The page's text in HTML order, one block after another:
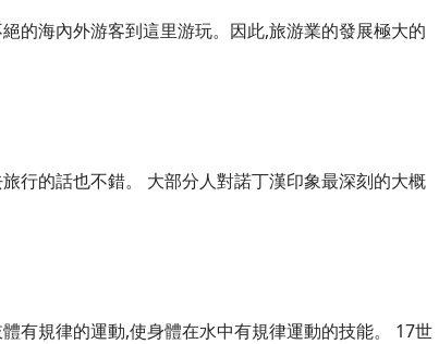
的海內外游客到這里游玩。因此,旅游業的發展極大的
行的話也不錯。 大部分人對諾丁漢印象最深刻的大概
有規律的運動,使身體在水中有規律運動的技能。 17世